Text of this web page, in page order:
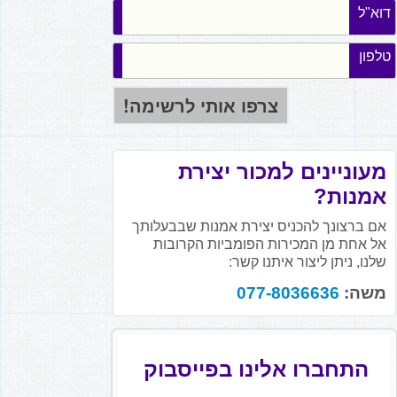
דוא"ל
טלפון
מעוניינים למכור יצירת
אמנות?
אם ברצונך להכניס יצירת אמנות שבבעלותך
אל אחת מן המכירות הפומביות הקרובות
שלנו, ניתן ליצור איתנו קשר:
משה: 077-8036636
התחברו אלינו בפייסבוק